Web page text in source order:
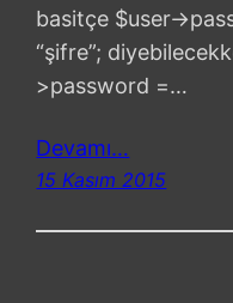
basitçe $user-
“şifre”;
>password =…
Devamı…
15 Kasım 2015